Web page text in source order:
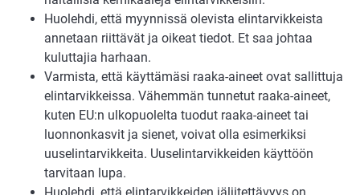
Huolehdi, että myynnissä olevista elintarvikkeista
annetaan riittävät ja oikeat tiedot. Et saa johtaa
kuluttajia harhaan.
Varmista, että käyttämäsi raaka-aineet ovat sallittuja
elintarvikkeissa. Vähemmän tunnetut raaka-aineet,
kuten EU:n ulkopuolelta tuodut raaka-aineet tai
luonnonkasvit ja sienet, voivat olla esimerkiksi
uuselintarvikkeita. Uuselintarvikkeiden käyttöön
tarvitaan lupa.